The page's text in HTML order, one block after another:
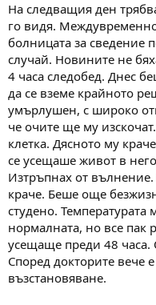
На следващия ден
го видя.
болницата за сведение
случай. Новините не
4 часа следобед. Днес
да се вземе крайното
умърлушен, с широко
че очите ще му
клетка. Дясното му
се усещаше живот в
Изтръпнах от вълнение.
краче. Беше още
студено.
нормалната, но все пак
усещаще преди 48
Според докторите вече
възстановяване.